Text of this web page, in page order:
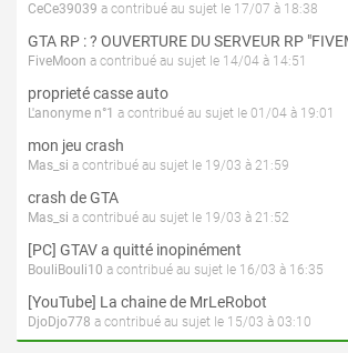
CeCe39039 a contribué au sujet le 17/07 à 18:38
FiveMoon a contribué au sujet le 14/04 à 14:51
proprieté casse auto
L'anonyme n°1 a contribué au sujet le 01/04 à 19:01
mon jeu crash
Mas_si a contribué au sujet le 19/03 à 21:59
crash de GTA
Mas_si a contribué au sujet le 19/03 à 21:52
[PC] GTAV a quitté inopinément
BouliBouli10 a contribué au sujet le 16/03 à 16:35
[YouTube] La chaine de MrLeRobot
DjoDjo778 a contribué au sujet le 15/03 à 03:10